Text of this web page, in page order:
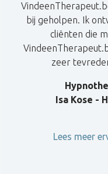
bij geholpen. Ik
cliënten die
zeer
Isa Kose -
Lees meer